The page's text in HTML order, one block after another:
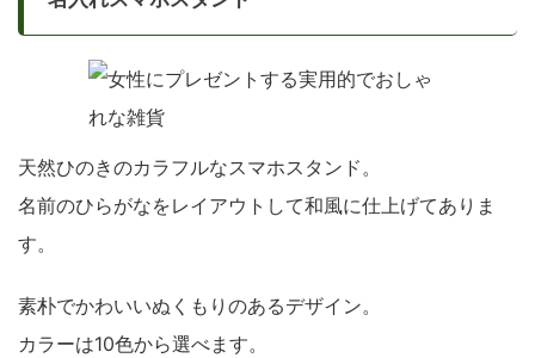
天然ひのきのカラフルなスマホスタンド。
名前のひらがなをレイアウトして和風に仕上げてありま
す。
素朴でかわいいぬくもりのあるデザイン。
カラーは10色から選べます。